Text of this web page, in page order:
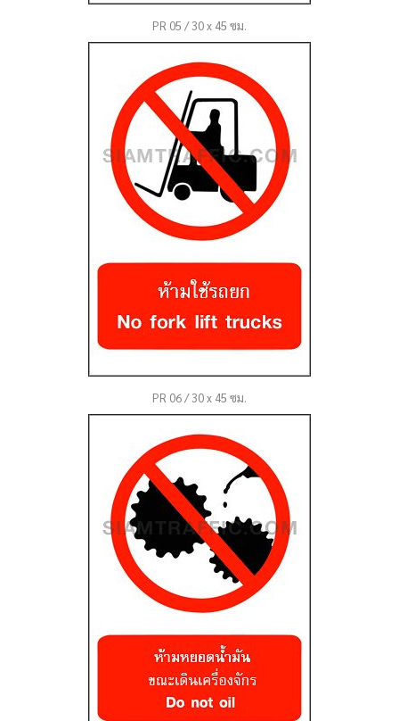
PR 05 / 30 x 45 ซม.
PR 06 / 30 x 45 ซม.